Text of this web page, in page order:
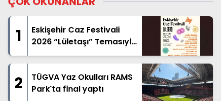
1
Eskişehir Caz Festivali
2026 “Lületaşı” Temasıyla
Geliyor
2
TÜGVA Yaz Okulları RAMS
Park'ta final yaptı